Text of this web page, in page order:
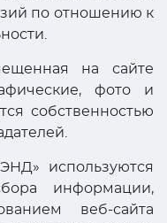
по отношению к
на сайте
фото и
собственностью
используются
информации,
веб-сайта